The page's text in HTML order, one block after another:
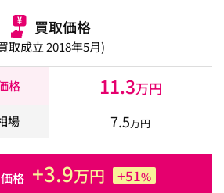
買取価格
取成立 2018年5月)
格 11.3万円
場 7.5万円
格 +3.9万円 +51%